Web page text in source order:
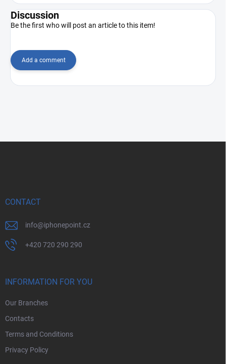
Discussion
Be the first who will post an article to this item!
Add a comment
CONTACT
info@iphonepoint.cz
+420 720 290 290
INFORMATION FOR YOU
Our Branches
Contacts
Terms and Conditions
Privacy Policy